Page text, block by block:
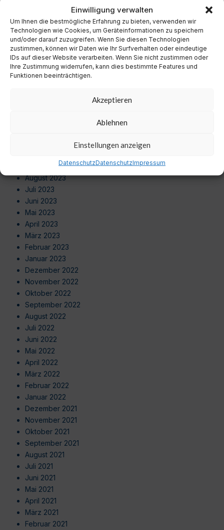
Einwilligung verwalten
Um Ihnen die bestmögliche Erfahrung zu bieten, verwenden wir
Technologien wie Cookies, um Geräteinformationen zu speichern
und/oder darauf zuzugreifen. Wenn Sie diesen Technologien
zustimmen, können wir Daten wie Ihr Surfverhalten oder eindeutige
IDs auf dieser Website verarbeiten. Wenn Sie nicht zustimmen oder
Ihre Zustimmung widerrufen, kann dies bestimmte Features und
Funktionen beeinträchtigen.
Akzeptieren
Ablehnen
Einstellungen anzeigen
DatenschutzDatenschutzImpressum
September 2024
August 2024
Juli 2024
Juni 2024
Mai 2024
November 2023
September 2023
August 2023
Juli 2023
Juni 2023
Mai 2023
April 2023
März 2023
Februar 2023
Januar 2023
Dezember 2022
November 2022
Oktober 2022
September 2022
August 2022
Juli 2022
Juni 2022
Mai 2022
April 2022
März 2022
Februar 2022
Januar 2022
Dezember 2021
November 2021
Oktober 2021
September 2021
August 2021
Juli 2021
Juni 2021
Mai 2021
April 2021
März 2021
Februar 2021